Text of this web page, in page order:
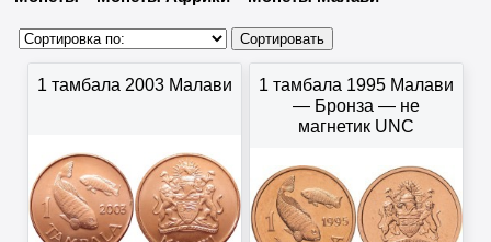
1 тамбала 2003 Малави
1 тамбала 1995 Малави
— Бронза — не
магнетик UNC